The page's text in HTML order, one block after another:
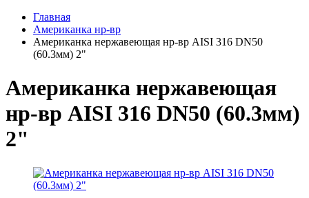
Главная
Американка нр-вр
Американка нержавеющая нр-вр AISI 316 DN50
(60.3мм) 2"
Американка нержавеющая
нр-вр AISI 316 DN50 (60.3мм)
2"